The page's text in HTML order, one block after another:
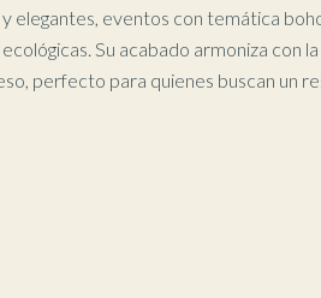
y elegantes, eventos con temática
Su acabado armoniza con
perfecto para quienes buscan un